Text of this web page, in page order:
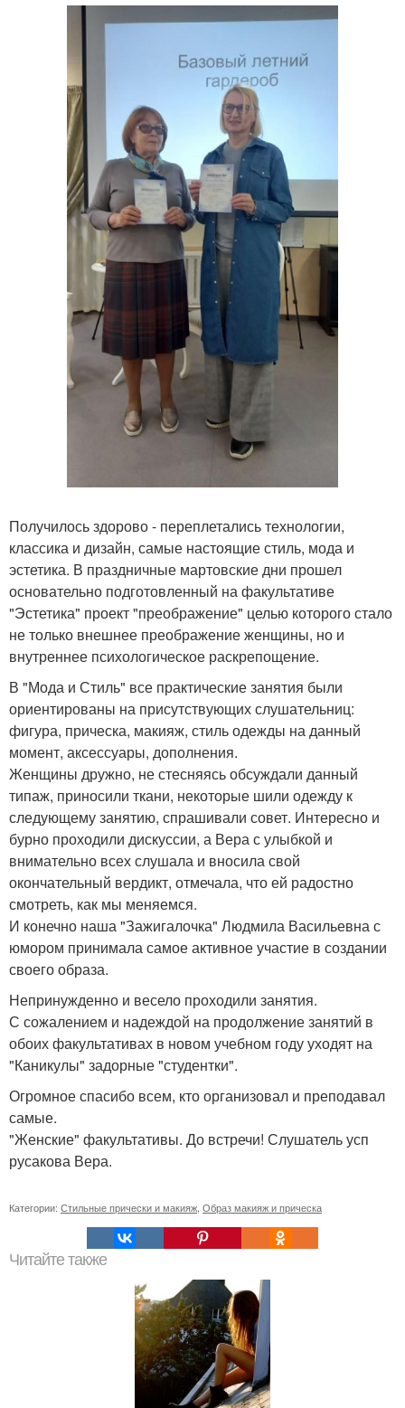
Получилось здорово - переплетались технологии,
классика и дизайн, самые настоящие стиль, мода и
эстетика. В праздничные мартовские дни прошел
основательно подготовленный на факультативе
"Эстетика" проект "преображение" целью которого стало
не только внешнее преображение женщины, но и
внутреннее психологическое раскрепощение.
В "Мода и Стиль" все практические занятия были
ориентированы на присутствующих слушательниц:
фигура, прическа, макияж, стиль одежды на данный
момент, аксессуары, дополнения.
Женщины дружно, не стесняясь обсуждали данный
типаж, приносили ткани, некоторые шили одежду к
следующему занятию, спрашивали совет. Интересно и
бурно проходили дискуссии, а Вера с улыбкой и
внимательно всех слушала и вносила свой
окончательный вердикт, отмечала, что ей радостно
смотреть, как мы меняемся.
И конечно наша "Зажигалочка" Людмила Васильевна с
юмором принимала самое активное участие в создании
своего образа.
Непринужденно и весело проходили занятия.
С сожалением и надеждой на продолжение занятий в
обоих факультативах в новом учебном году уходят на
"Каникулы" задорные "студентки".
Огромное спасибо всем, кто организовал и преподавал
самые.
"Женские" факультативы. До встречи! Слушатель усп
русакова Вера.
Категории: Стильные прически и макияж Образ макияж и прическа
Читайте также